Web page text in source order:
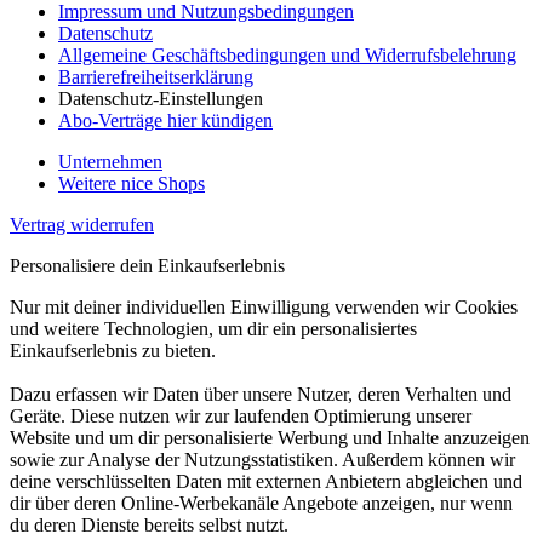
Impressum und Nutzungsbedingungen
Datenschutz
Allgemeine Geschäftsbedingungen und Widerrufsbelehrung
Barrierefreiheitserklärung
Datenschutz-Einstellungen
Abo-Verträge hier kündigen
Unternehmen
Weitere nice Shops
Vertrag widerrufen
Personalisiere dein Einkaufserlebnis
Nur mit deiner individuellen Einwilligung verwenden wir Cookies
und weitere Technologien, um dir ein personalisiertes
Einkaufserlebnis zu bieten.
Dazu erfassen wir Daten über unsere Nutzer, deren Verhalten und
Geräte. Diese nutzen wir zur laufenden Optimierung unserer
Website und um dir personalisierte Werbung und Inhalte anzuzeigen
sowie zur Analyse der Nutzungsstatistiken. Außerdem können wir
deine verschlüsselten Daten mit externen Anbietern abgleichen und
dir über deren Online-Werbekanäle Angebote anzeigen, nur wenn
du deren Dienste bereits selbst nutzt.